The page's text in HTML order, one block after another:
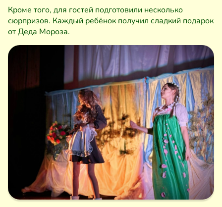
Кроме того, для гостей подготовили несколько
сюрпризов. Каждый ребёнок получил сладкий подарок
от Деда Мороза.